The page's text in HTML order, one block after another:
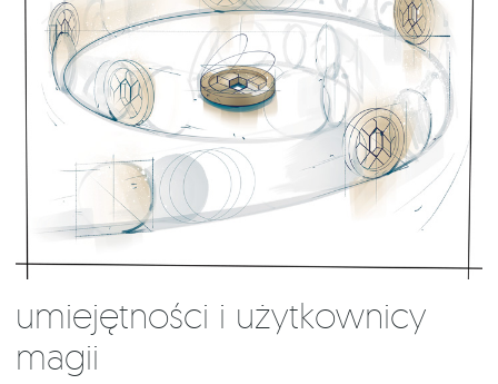
Umiejętności i użytkownicy
magii